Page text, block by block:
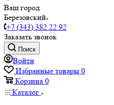
Ваш город
Березовский
+7 (343) 382 22 92
Заказать звонок
Поиск
Войти
Избранные товары 0
Корзина 0
Каталог